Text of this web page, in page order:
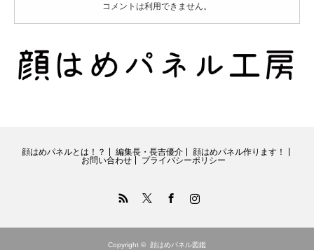
コメントは利用できません。
顔はめパネルとは！？ 編集長・長吉優介
顔はめパネル作ります！
お問い合わせ
プライバシーポリシー
FacebookInstagram
Copyright © 顔はめパネル図鑑